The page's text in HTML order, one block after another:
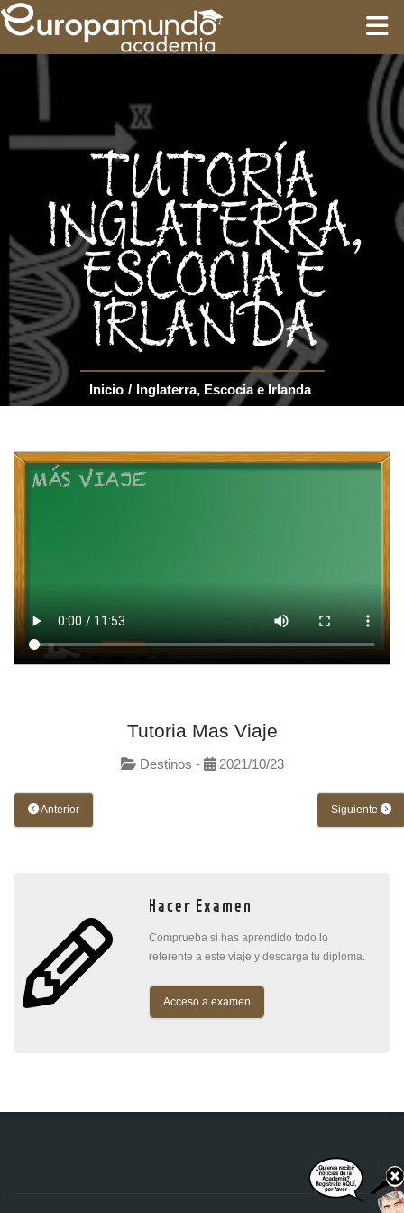
GUÍAS
CIRCUITOS
TUTORÍA
INGLATERRA,
ESCOCIA E
IRLANDA
Inicio / Inglaterra, Escocia e Irlanda
Tutoria Mas Viaje
Destinos - 2021/10/23
Anterior Siguiente
Hacer Examen
Comprueba si has aprendido todo lo
referente a este viaje y descarga tu diploma.
Acceso a examen